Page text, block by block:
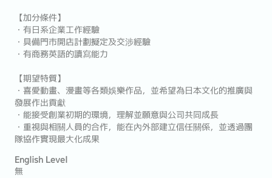
【加分條件】
・有日系企業工作經驗
・具備門市開店計劃擬定及交涉經驗
・有商務英語的讀寫能力
【期望特質】
・喜愛動畫、漫畫等各類娛樂作品，並希望為日本文化的推廣與
發展作出貢獻
・能接受創業初期的環境，理解並願意與公司共同成長
・重視與相關人員的合作，能在內外部建立信任關係，並透過團
隊協作實現最大化成果
English Level
無